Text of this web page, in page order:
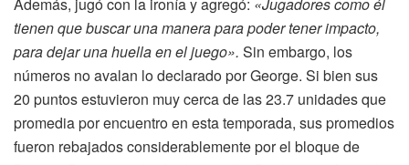
tienen que buscar una manera para poder tener impacto,
para dejar una huella en el juego». Sin embargo, los
números no avalan lo declarado por George. Si bien sus
20 puntos estuvieron muy cerca de las 23.7 unidades que
promedia por encuentro en esta temporada, sus promedios
fueron rebajados considerablemente por el bloque de